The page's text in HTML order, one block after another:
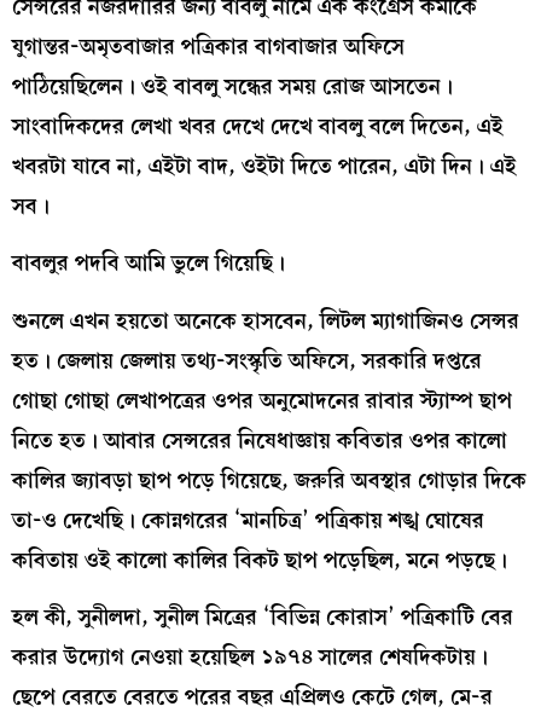
যুগান্তর-অমৃতবাজার পত্রিকার বাগবাজার অফিসে
পাঠিয়েছিলেন। ওই বাবলু সন্ধের সময় রোজ আসতেন।
সাংবাদিকদের লেখা খবর দেখে দেখে বাবলু বলে দিতেন, এই
খবরটা যাবে না, এইটা বাদ, ওইটা দিতে পারেন, এটা দিন। এই
সব।
বাবলুর পদবি আমি ভুলে গিয়েছি।
শুনলে এখন হয়তো অনেকে হাসবেন, লিটল ম‍্যাগাজিনও সেন্সর
হত। জেলায় জেলায় তথ‍্য-সংস্কৃতি অফিসে, সরকারি দপ্তরে
গোছা গোছা লেখাপত্রের ওপর অনুমোদনের রাবার স্ট‍্যাম্প ছাপ
নিতে হত। আবার সেন্সরের নিষেধাজ্ঞায় কবিতার ওপর কালো
কালির জ‍্যাবড়া ছাপ পড়ে গিয়েছে, জরুরি অবস্থার গোড়ার দিকে
তা-ও দেখেছি। কোন্নগরের ‘মানচিত্র’ পত্রিকায় শঙ্খ ঘোষের
কবিতায় ওই কালো কালির বিকট ছাপ পড়েছিল, মনে পড়ছে।
হল কী, সুনীলদা, সুনীল মিত্রের ‘বিভিন্ন কোরাস’ পত্রিকাটি বের
করার উদ‍্যোগ নেওয়া হয়েছিল ১৯৭৪ সালের শেষদিকটায়।
ছেপে বেরতে বেরতে পরের বছর এপ্রিলও কেটে গেল, মে-র